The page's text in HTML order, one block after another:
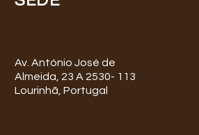
Av. António José de
Almeida, 23 A 2530- 113
Lourinhã, Portugal